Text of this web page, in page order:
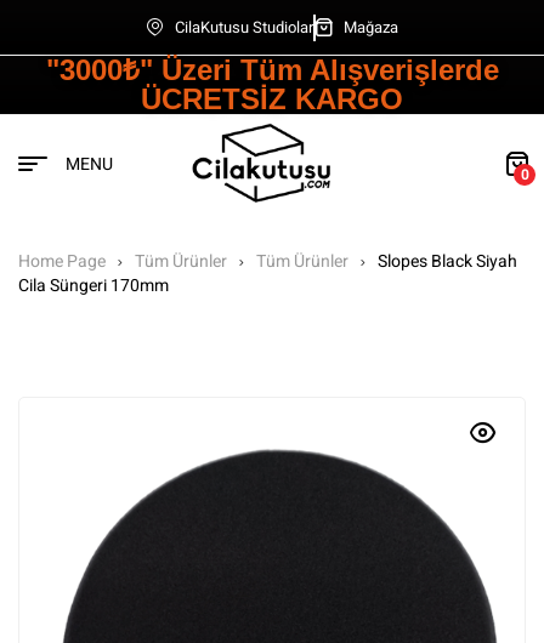
CilaKutusu Studiolar Mağaza
"3000₺" Üzeri Tüm Alışverişlerde
ÜCRETSİZ KARGO
MENU 0
Home Page Tüm Ürünler Tüm Ürünler
Slopes Black Siyah
Cila Süngeri 170mm